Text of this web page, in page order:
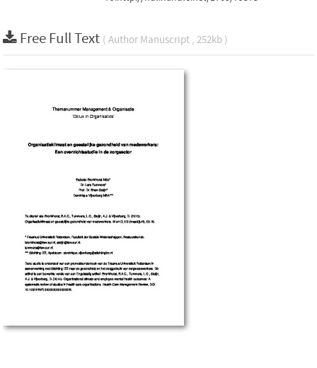
Free Full Text ( Author Manuscript , 252kb )